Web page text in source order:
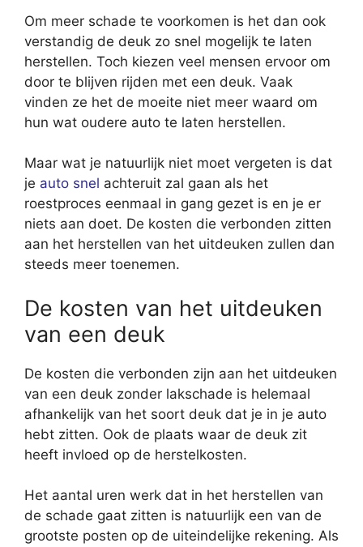
Om meer schade te voorkomen is het dan ook
verstandig de deuk zo snel mogelijk te laten
herstellen. Toch kiezen veel mensen ervoor om
door te blijven rijden met een deuk. Vaak
vinden ze het de moeite niet meer waard om
hun wat oudere auto te laten herstellen.
Maar wat je natuurlijk niet moet vergeten is dat
je auto snel achteruit zal gaan als het
roestproces eenmaal in gang gezet is en je er
niets aan doet. De kosten die verbonden zitten
aan het herstellen van het uitdeuken zullen dan
steeds meer toenemen.
De kosten van het uitdeuken
van een deuk
De kosten die verbonden zijn aan het uitdeuken
van een deuk zonder lakschade is helemaal
afhankelijk van het soort deuk dat je in je auto
hebt zitten. Ook de plaats waar de deuk zit
heeft invloed op de herstelkosten.
Het aantal uren werk dat in het herstellen van
de schade gaat zitten is natuurlijk een van de
grootste posten op de uiteindelijke rekening. Als